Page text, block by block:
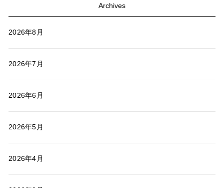
Archives
2026年8月
2026年7月
2026年6月
2026年5月
2026年4月